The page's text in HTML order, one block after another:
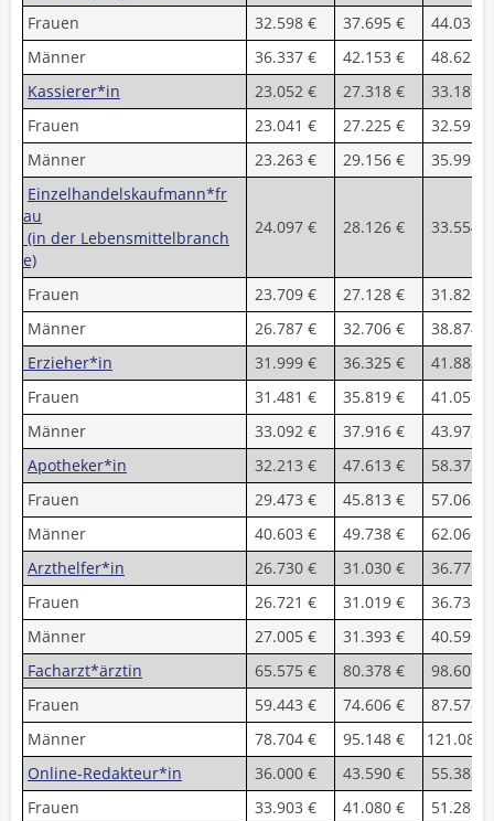
Frauen 32.598 € 37.695 €
44.030 €
Männer
36.337 € 42.153 €
48.623 €
Kassierer*in
23.052 € 27.318 €
33.187 €
Frauen
23.041 € 27.225 €
32.597 €
Männer
23.263 € 29.156 €
35.998 €
Einzelhandelskaufmann*fr
au
(in der Lebensmittelbranch
e)
24.097 € 28.126 € 33.554 €
Frauen 23.709 € 27.128 €
31.826 €
Männer
26.787 € 32.706 €
38.874 €
Erzieher*in
31.999 € 36.325 €
41.883 €
Frauen
31.481 € 35.819 €
41.056 €
Männer
33.092 € 37.916 €
43.972 €
Apotheker*in
32.213 € 47.613 €
58.373 €
Frauen
29.473 € 45.813 €
57.063 €
Männer
40.603 € 49.738 €
62.066 €
Arzthelfer*in
26.730 € 31.030 €
36.773 €
Frauen
26.721 € 31.019 €
36.731 €
Männer
27.005 € 31.393 €
40.596 €
Facharzt*ärztin
65.575 € 80.378 €
98.607 €
Frauen
59.443 € 74.606 €
87.578 €
Männer
78.704 € 95.148 €
121.083
Online-Redakteur*in
36.000 € 43.590 €
55.385 €
Frauen
33.903 € 41.080 €
51.286 €